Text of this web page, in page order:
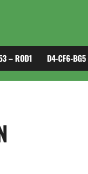
– ROD1 D4-CF6-BG5